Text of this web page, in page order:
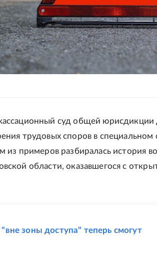
суд общей юрисдикции
трудовых споров в специальном
из примеров разбиралась история
области, оказавшегося с
зоны доступа" теперь смогут